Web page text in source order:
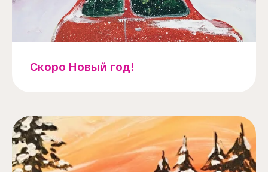
Скоро Новый год!